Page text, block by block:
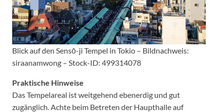
Blick auf den Sensō-ji Tempel in Tokio – Bildnachweis:
siraanamwong – Stock-ID: 499314078
Praktische Hinweise
Das Tempelareal ist weitgehend ebenerdig und gut
zugänglich. Achte beim Betreten der Haupthalle auf